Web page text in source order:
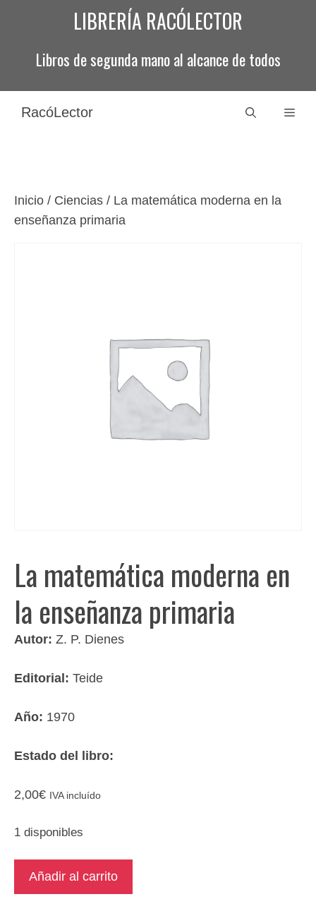
LIBRERÍA RACÓLECTOR
Libros de segunda mano al alcance de todos
RacóLector
Inicio / Ciencias / La matemática moderna en la
enseñanza primaria
La matemática moderna en
la enseñanza primaria
Autor: Z. P. Dienes
Editorial: Teide
Año: 1970
Estado del libro:
2,00€ IVA incluído
1 disponibles
Añadir al carrito